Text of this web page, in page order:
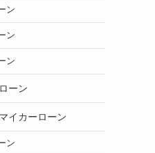
ン
ン
ン
ーン
イカーローン
ン